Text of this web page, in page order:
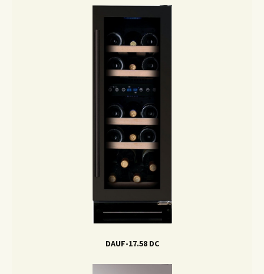
DAUF-17.58 DC